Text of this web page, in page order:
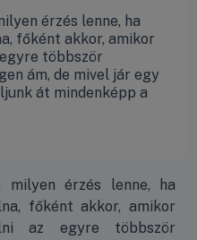
érzés lenne, ha
főként akkor, amikor
többször
ám, de mivel jár egy
át mindenképp a
milyen érzés lenne, ha
főként akkor, amikor
az egyre többször